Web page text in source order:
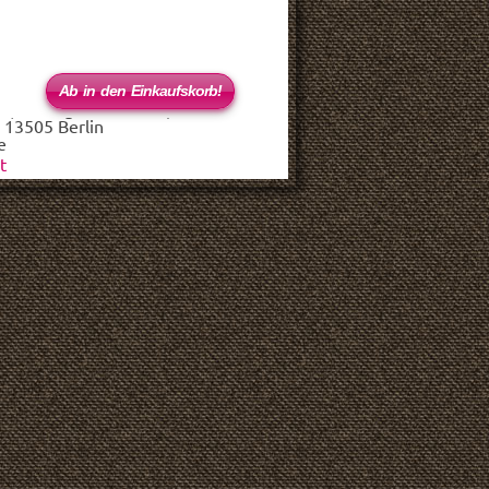
(haftungsbeschränkt)
13505 Berlin